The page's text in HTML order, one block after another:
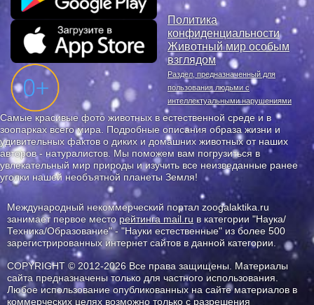
Политика
конфиденциальности
Животный мир особым
взглядом
Раздел, предназначенный для
пользования людьми с
интеллектуальными нарушениями
Самые красивые фото животных в естественной среде и в
зоопарках всего мира. Подробные описания образа жизни и
удивительных фактов о диких и домашних животных от наших
авторов - натуралистов. Мы поможем вам погрузиться в
увлекательный мир природы и изучить все неизведанные ранее
уголки нашей необъятной планеты Земля!
Международный некоммерческий портал zoogalaktika.ru
занимает первое месторейтинга mail.ru в категории "Наука/
Техника/Образование" - "Науки естественные" из более 500
зарегистрированных интернет сайтов в данной категории.
COPYRIGHT © 2012-2026 Все права защищены. Материалы
сайта предназначены только для частного использования.
Любое использование опубликованных на сайте материалов в
коммерческих целях возможно только с разрешения